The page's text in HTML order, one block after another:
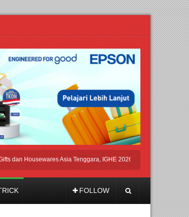
Asia Tenggara, IGHE 2026 Kembali Digelar di Jakarta
FOLLOW